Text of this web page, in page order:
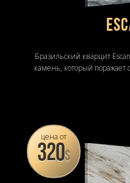
Бразильский кварцит
камень, который поражает
цена от
320$